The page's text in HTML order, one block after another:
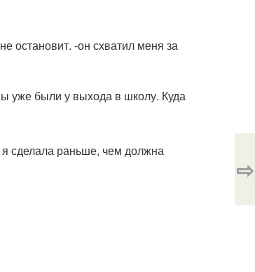
остановит. -он схватил меня за
уже были у выхода в школу. Куда
сделала раньше, чем должна
⇨